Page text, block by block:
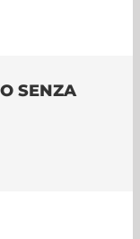
SENZA